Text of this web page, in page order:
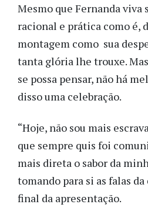
Mesmo que Fernanda viva
racional e prática como é,
montagem como sua
tanta glória lhe trouxe.
se possa pensar, não há
disso uma celebração.
“Hoje, não sou mais
que sempre quis foi
mais direta o sabor da
tomando para si as falas
final da apresentação.